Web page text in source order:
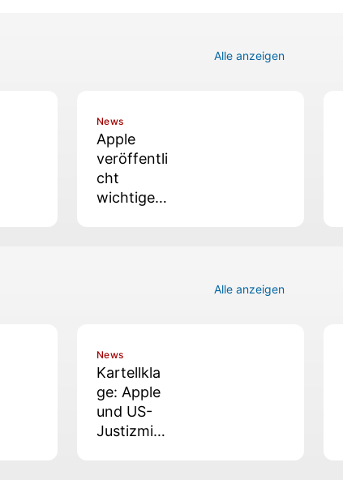
Alle anzeigen
News
Apple
veröffentli
cht
wichtiges
Alle anzeigen
News
Kartellkla
ge: Apple
und US-
Justizmini